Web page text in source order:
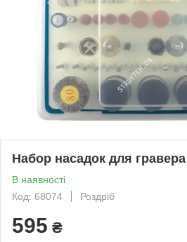
Набор насадок для
В наявності
Код: 68074
Роздріб
595 ₴